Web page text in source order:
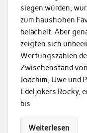
siegen würden,
zum haushohen
belächelt. Aber
zeigten sich
Wertungszahlen
Zwischenstand
Joachim, Uwe und
Edeljokers Rocky,
bis
Weiterlesen